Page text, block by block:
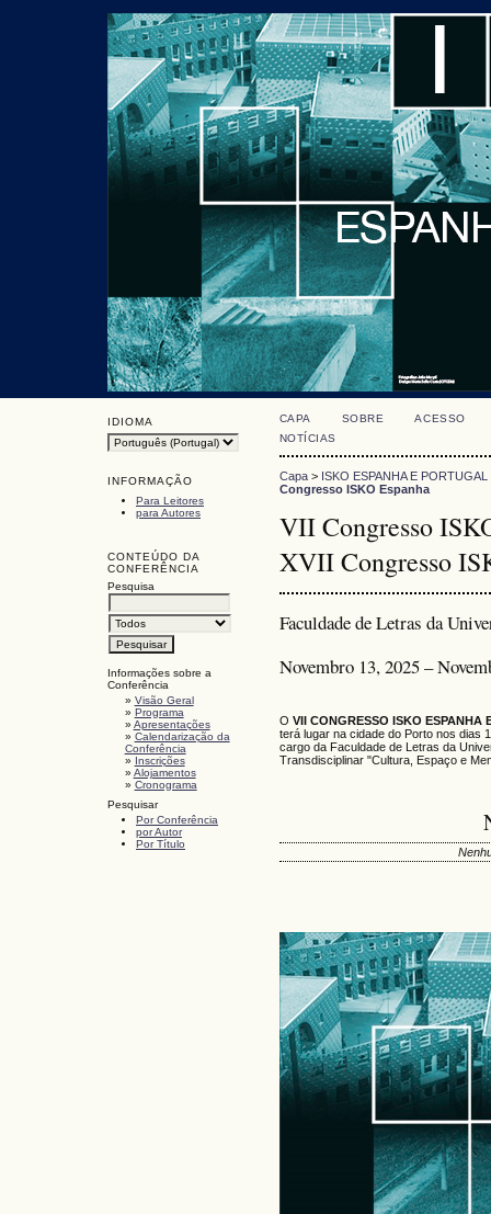
IDIOMA
INFORMAÇÃO
Para Leitores
para Autores
CONTEÚDO DA
CONFERÊNCIA
Pesquisa
Informações sobre a
Conferência
» Visão Geral
» Programa
» Apresentações
» Calendarização da
Conferência
» Inscrições
» Alojamentos
» Cronograma
Pesquisar
Por Conferência
por Autor
Por Título
CAPA SOBRE
ACESSO
NOTÍCIAS
Capa> ISKO ESPANHA E PORTUGAL
Congresso ISKO Espanha
VII Congresso
XVII Congresso
Faculdade de Letras da
Novembro 13, 2025 –
O VII CONGRESSO ISKO ESPANHA
terá lugar na cidade do Porto nos dias
cargo da Faculdade de Letras da
Transdisciplinar "Cultura, Espaço e